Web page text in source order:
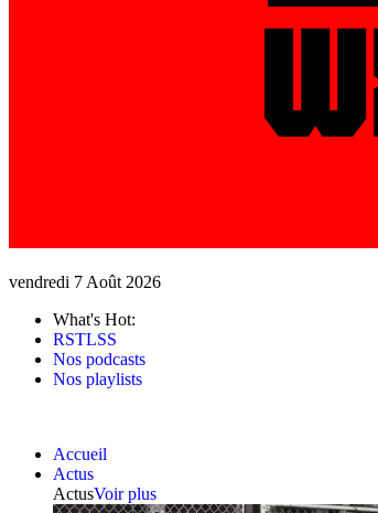
vendredi 7 Août 2026
What's Hot:
RSTLSS
Nos podcasts
Nos playlists
Accueil
Actus
ActusVoir plus